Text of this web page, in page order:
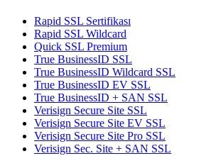
Rapid SSL Sertifikası
Rapid SSL Wildcard
Quick SSL Premium
True BusinessID SSL
True BusinessID Wildcard SSL
True BusinessID EV SSL
True BusinessID + SAN SSL
Verisign Secure Site SSL
Verisign Secure Site EV SSL
Verisign Secure Site Pro SSL
Verisign Sec. Site + SAN SSL